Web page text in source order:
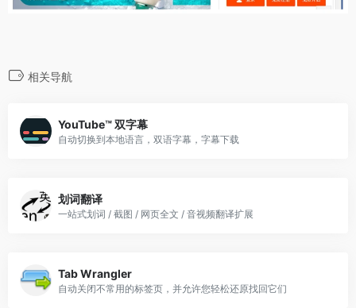
相关导航
YouTube™ 双字幕
自动切换到本地语言，双语字幕，字幕下载
划词翻译
一站式划词 / 截图 / 网页全文 / 音视频翻译扩展
Tab Wrangler
自动关闭不常用的标签页，并允许您轻松还原找回它们